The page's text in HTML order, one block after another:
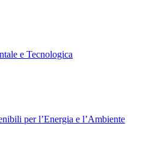
e Tecnologica
per l’Energia e l’Ambiente